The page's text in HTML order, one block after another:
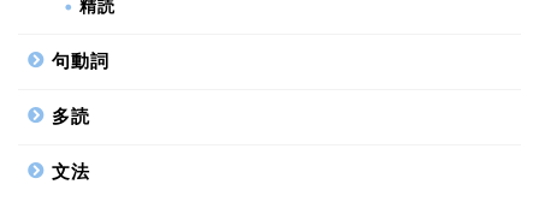
精読
句動詞
多読
文法